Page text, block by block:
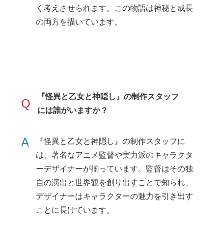
く考えさせられます。この物語は神秘と成長
の両方を描いています。
Q
『怪異と乙女と神隠し』の制作スタッフ
には誰がいますか？
A
『怪異と乙女と神隠し』の制作スタッフに
は、著名なアニメ監督や実力派のキャラクタ
ーデザイナーが揃っています。監督はその独
自の演出と世界観を創り出すことで知られ、
デザイナーはキャラクターの魅力を引き出す
ことに長けています。